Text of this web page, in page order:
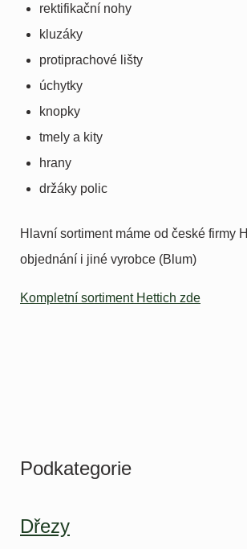
rektifikační nohy
kluzáky
protiprachové lišty
úchytky
knopky
tmely a kity
hrany
držáky polic
Hlavní sortiment máme od české firmy
objednání i jiné vyrobce (Blum)
Kompletní sortiment Hettich zde
Podkategorie
Dřezy